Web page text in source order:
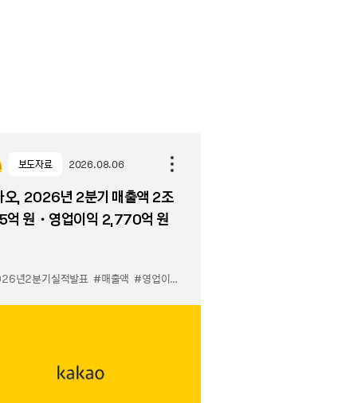
보도자료 2026.08.06
오, 2026년 2분기 매출액 2조
원・영업이익 2,770억 원
년2분기실적발표 #매출액 #영업이익